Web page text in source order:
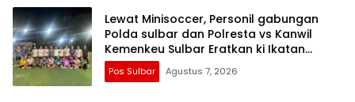
Lewat Minisoccer, Personil gabungan
Polda sulbar dan Polresta vs Kanwil
Kemenkeu Sulbar Eratkan ki Ikatan
Persaudaraan
Pos Sulbar Agustus 7, 2026